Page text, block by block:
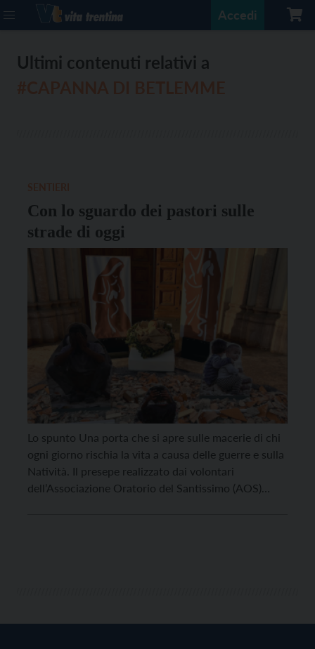
Accedi
Ultimi contenuti relativi a
Con lo sguardo dei pastori sulle
strade di oggi
Lo spunto Una porta che si apre sulle macerie di chi
ogni giorno rischia la vita a causa delle guerre e sulla
Natività. Il presepe realizzato dai volontari
dell’Associazione Oratorio del Santissimo (AOS)